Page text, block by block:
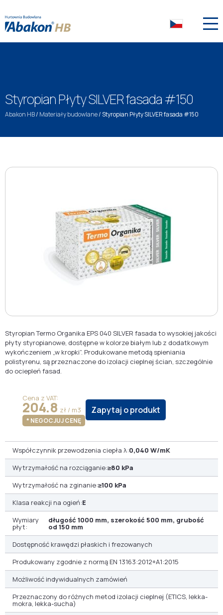
Styropian Płyty SILVER fasada #150
Abakon HB/ Materiały budowlane/Styropian Płyty SILVER fasada #150
Styropian Termo Organika EPS 040 SILVER fasada to wysokiej jakości
płyty styropianowe, dostępne w kolorze białym lub z dodatkowym
wykończeniem „w kropki”. Produkowane metodą spieniania
polistyrenu, są przeznaczone do izolacji cieplnej ścian, szczególnie
do ociepleń fasad.
Cena z VAT:
204.8 zł / m3
* NEGOCJUJ CENĘ
Zapytaj o produkt
Współczynnik przewodzenia ciepła λ:0,040 W/mK
Wytrzymałość na rozciąganie:≥80 kPa
Wytrzymałość na zginanie:≥100 kPa
Klasa reakcji na ogień:E
Wymiary
płyt:
długość 1000 mm, szerokość 500 mm, grubość
od 150 mm
Dostępność krawędzi płaskich i frezowanych
Produkowany zgodnie z normą EN 13163:2012+A1:2015
Możliwość indywidualnych zamówień
Przeznaczony do różnych metod izolacji cieplnej (ETICS, lekka-
mokra, lekka-sucha)